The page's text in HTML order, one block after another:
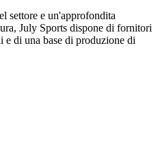
settore e un'approfondita
July Sports dispone di fornitori
di una base di produzione di